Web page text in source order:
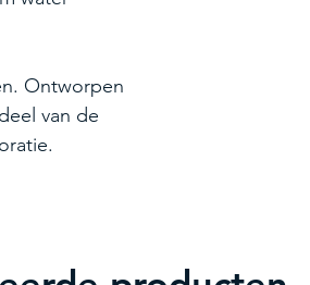
Ontworpen
van de